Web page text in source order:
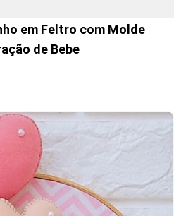
em Feltro com Molde
de Bebe